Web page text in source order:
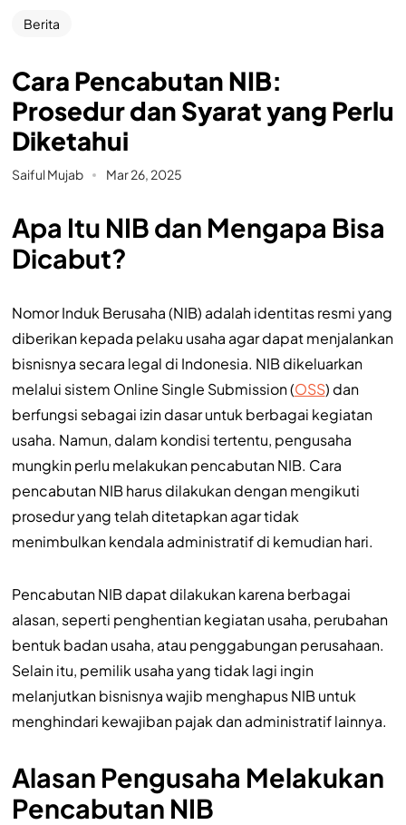
Berita
Cara Pencabutan NIB:
Prosedur dan Syarat yang Perlu
Diketahui
Saiful Mujab Mar 26, 2025
Apa Itu NIB dan Mengapa Bisa
Dicabut?
Nomor Induk Berusaha (NIB) adalah identitas resmi yang
diberikan kepada pelaku usaha agar dapat menjalankan
bisnisnya secara legal di Indonesia. NIB dikeluarkan
melalui sistem Online Single Submission (OSS) dan
berfungsi sebagai izin dasar untuk berbagai kegiatan
usaha. Namun, dalam kondisi tertentu, pengusaha
mungkin perlu melakukan pencabutan NIB. Cara
pencabutan NIB harus dilakukan dengan mengikuti
prosedur yang telah ditetapkan agar tidak
menimbulkan kendala administratif di kemudian hari.
Pencabutan NIB dapat dilakukan karena berbagai
alasan, seperti penghentian kegiatan usaha, perubahan
bentuk badan usaha, atau penggabungan perusahaan.
Selain itu, pemilik usaha yang tidak lagi ingin
melanjutkan bisnisnya wajib menghapus NIB untuk
menghindari kewajiban pajak dan administratif lainnya.
Alasan Pengusaha Melakukan
Pencabutan NIB